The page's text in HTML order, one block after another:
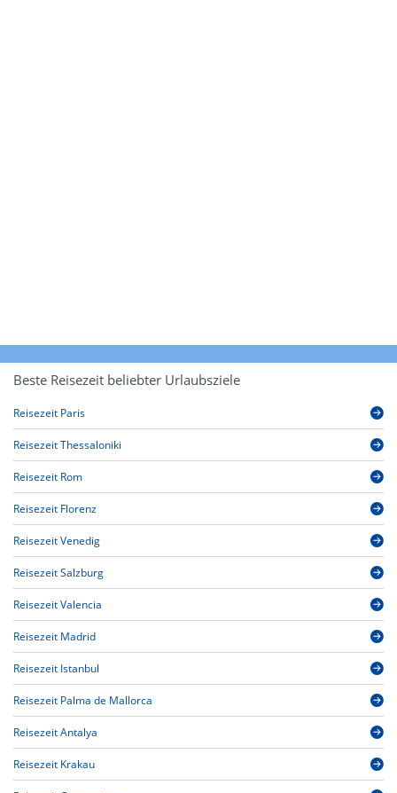
Beste Reisezeit beliebter Urlaubsziele
Reisezeit Paris
Reisezeit Thessaloniki
Reisezeit Rom
Reisezeit Florenz
Reisezeit Venedig
Reisezeit Salzburg
Reisezeit Valencia
Reisezeit Madrid
Reisezeit Istanbul
Reisezeit Palma de Mallorca
Reisezeit Antalya
Reisezeit Krakau